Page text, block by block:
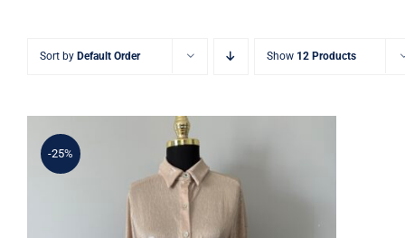
Sort by Default Order Show 12 Products
-25%